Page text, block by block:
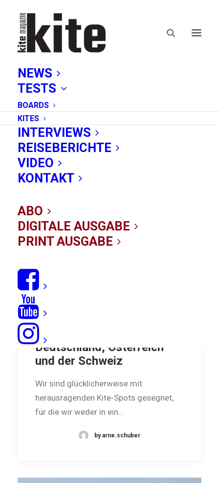
NEWS
TESTS
BOARDS
KITES
INTERVIEWS
REISEBERICHTE
VIDEO
KONTAKT
ABO
DIGITALE AUSGABE
PRINT AUSGABE
Neusiedler See
Spotguides local: Spots in
Deutschland, Österreich
und der Schweiz
Wir sind glücklicherweise mit
herausragenden Kite-Spots geseg­net,
für die wir weder in ein…
by arne.schuber